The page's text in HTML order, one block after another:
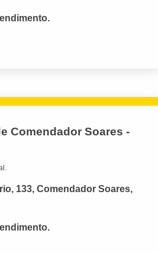
Comendador Soares -
133, Comendador Soares,